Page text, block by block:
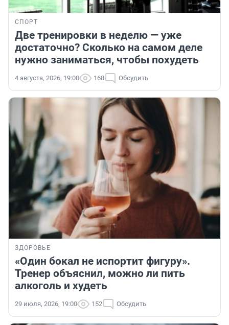
СПОРТ
Две тренировки в неделю — уже
достаточно? Сколько на самом деле
нужно заниматься, чтобы похудеть
4 августа, 2026, 19:00 168 Обсудить
ЗДОРОВЬЕ
«Один бокал не испортит фигуру».
Тренер объяснил, можно ли пить
алкоголь и худеть
29 июля, 2026, 19:00 152 Обсудить